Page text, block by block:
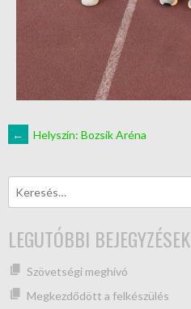
← Helyszín: Bozsik Aréna
LEGUTÓBBI BEJEGYZÉSEK
Szövetségi meghívó
Megkezdődött a felkészülés